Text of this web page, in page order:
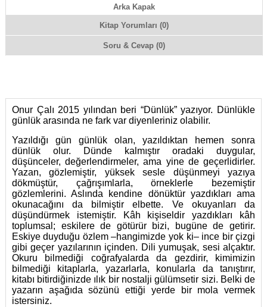
Arka Kapak
Kitap Yorumları (0)
Soru & Cevap (0)
Onur Çalı 2015 yılından beri “Dünlük” yazıyor. Dünlükle
günlük arasında ne fark var diyenleriniz olabilir.
Yazıldığı gün günlük olan, yazıldıktan hemen sonra
dünlük olur. Dünde kalmıştır oradaki duygular,
düşünceler, değerlendirmeler, ama yine de geçerlidirler.
Yazan, gözlemiştir, yüksek sesle düşünmeyi yazıya
dökmüştür, çağrışımlarla, örneklerle bezemiştir
gözlemlerini. Aslında kendine dönüktür yazdıkları ama
okunacağını da bilmiştir elbette. Ve okuyanları da
düşündürmek istemiştir. Kâh kişiseldir yazdıkları kâh
toplumsal; eskilere de götürür bizi, bugüne de getirir.
Eskiye duyduğu özlem –hangimizde yok ki– ince bir çizgi
gibi geçer yazılarının içinden. Dili yumuşak, sesi alçaktır.
Okuru bilmediği coğrafyalarda da gezdirir, kimimizin
bilmediği kitaplarla, yazarlarla, konularla da tanıştırır,
kitabı bitirdiğinizde ılık bir nostalji gülümsetir sizi. Belki de
yazarın aşağıda sözünü ettiği yerde bir mola vermek
istersiniz.